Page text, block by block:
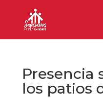
Presencia
los patios